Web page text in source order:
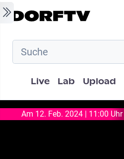
Skip to main content
Hauptnavigation
Live Lab Upload
Am 12. Feb. 2024 | 11:00 Uhr